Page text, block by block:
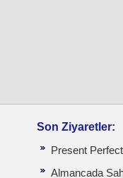
Son Ziyaretler:
Present
Almancada